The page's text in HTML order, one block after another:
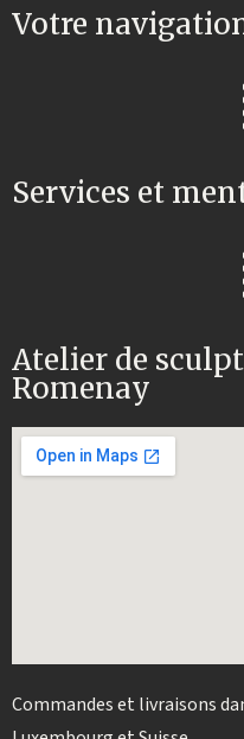
Votre
Services et
Atelier de
Romenay
Commandes et livraisons